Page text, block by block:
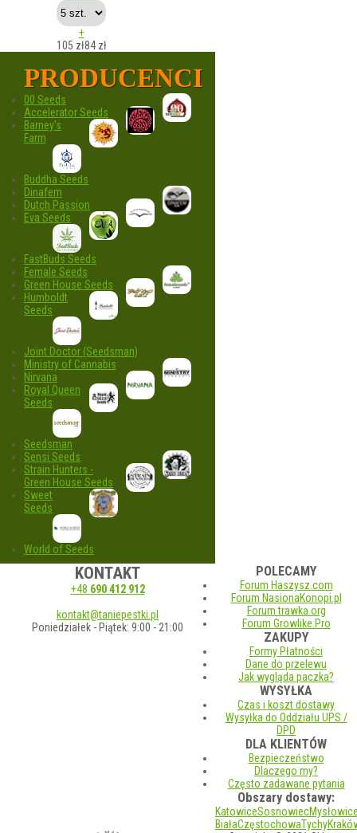
+
105 zł84zł
PRODUCENCI
00 Seeds
Accelerator Seeds
Barney's
Farm
Buddha Seeds
Dinafem
Dutch Passion
Eva Seeds
FastBuds Seeds
Female Seeds
Green House Seeds
Humboldt
Seeds
Joint Doctor (Seedsman)
Ministry of Cannabis
Nirvana
Royal Queen
Seeds
Seedsman
Sensi Seeds
Strain Hunters -
Green House Seeds
Sweet
Seeds
World of Seeds
KONTAKT
+48 690 412 912
kontakt@taniepestki.pl
Poniedziałek - Piątek: 9:00 - 21:00
POLECAMY
Forum Haszysz.com
Forum NasionaKonopi.pl
Forum trawka.org
Forum Growlike.Pro
ZAKUPY
Formy Płatności
Dane do przelewu
Jak wygląda paczka?
WYSYŁKA
Czas i koszt dostawy
Wysyłka do Oddziału UPS /
DPD
DLA KLIENTÓW
Bezpieczeństwo
Dlaczego my?
Często zadawane pytania
Obszary dostawy:
KatowiceSosnowiec
BiałaCzęstochowaTychy